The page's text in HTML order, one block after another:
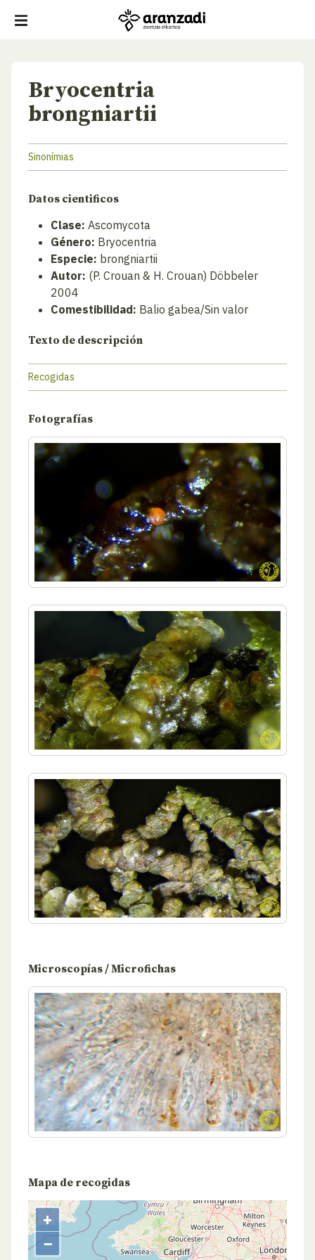
Bryocentria
brongniartii
Sinonímias
Datos cientificos
Clase: Ascomycota
Género: Bryocentria
Especie: brongniartii
Autor: (P. Crouan & H. Crouan) Döbbeler
2004
Comestibilidad: Balio gabea/Sin valor
Texto de descripción
Recogidas
Fotografías
Microscopías / Microfichas
Mapa de recogidas
+
−